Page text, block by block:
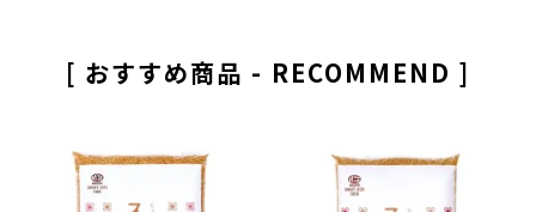
[ おすすめ商品 - RECOMMEND ]